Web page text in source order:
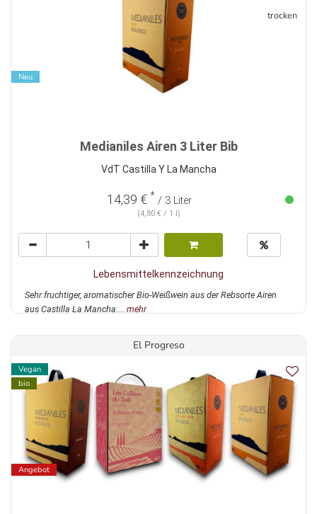
Neu
trocken
Medianiles Airen 3 Liter Bib
VdT Castilla Y La Mancha
14,39 € * / 3 Liter
(4,80 € / 1 l)
Lebensmittelkennzeichnung
Sehr fruchtiger, aromatischer Bio-Weißwein aus der Rebsorte Airen
aus Castilla La Mancha.... mehr
El Progreso
Vegan
bio
Angebot